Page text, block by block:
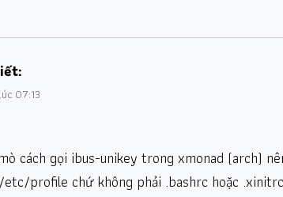
07:13
cách gọi ibus-unikey trong xmonad (arch)
profile chứ không phải .bashrc hoặc